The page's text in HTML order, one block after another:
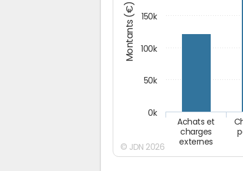
Montants (€)
Achats et
charges
externes
0k
50k
100k
150k
© JDN 2026